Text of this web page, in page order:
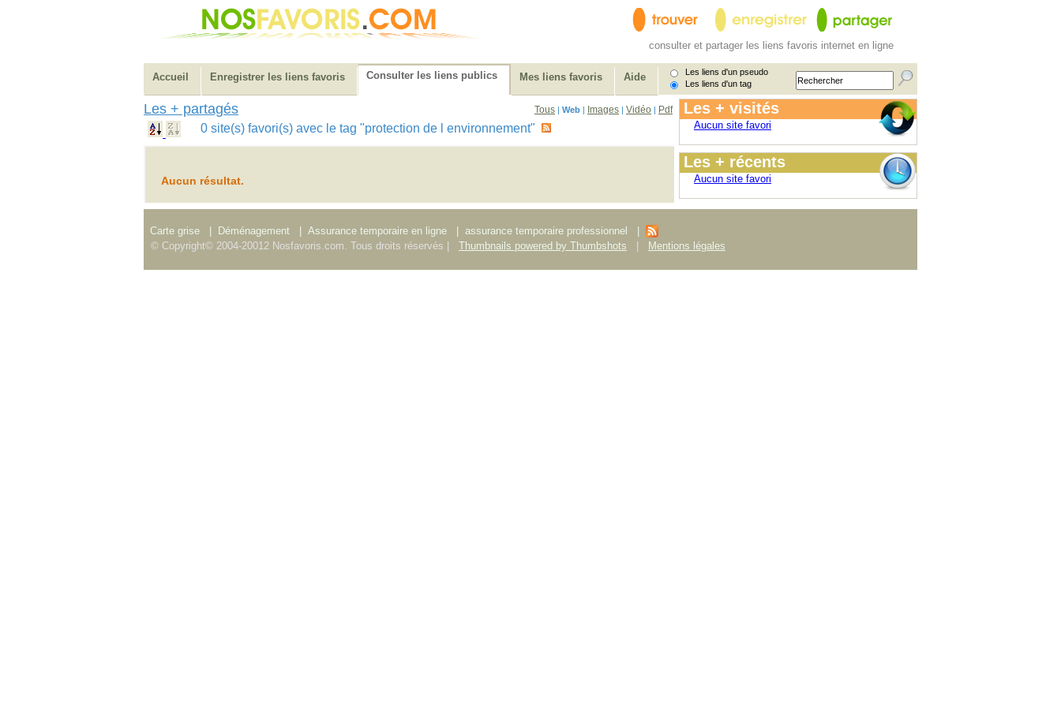
consulter et partager les liens favoris internet en ligne
Accueil Enregistrer les liens favoris Consulter les liens publics Mes liens favoris Aide
Les liens d'un pseudo
Les liens d'un tag
Les + partagés Tous | Web | Images | Vidéo | Pdf
0 site(s) favori(s) avec le tag "protection de l environnement"
Aucun résultat.
Les + visités
Aucun site favori
Les + récents
Aucun site favori
Carte grise Déménagement Assurance temporaire en ligne assurance temporaire professionnel
© Copyright© 2004-20012 Nosfavoris.com. Tous droits réservés |
Thumbnails powered by Thumbshots Mentions légales